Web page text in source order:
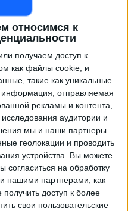
относимся к
получаем доступ к
как файлы cookie, и
такие как уникальные
информация, отправляемая
рекламы и контента,
аудитории и
мы и наши партнеры
геолокации и проводить
устройства. Вы можете
согласиться на обработку
нашими партнерами, как
доступ к более
свои пользовательские
матчей в прямом